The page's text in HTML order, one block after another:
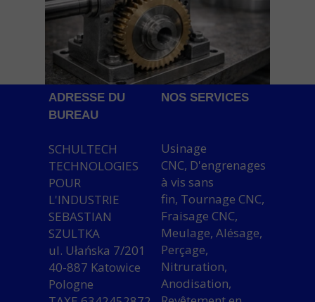
NOS SERVICES
Usinage
CNC, D'engrenages
à vis sans
fin, Tournage CNC,
Fraisage CNC,
Meulage, Alésage,
Perçage,
Nitruration,
Anodisation,
ADRESSE DU
BUREAU
SCHULTECH
TECHNOLOGIES
POUR
L'INDUSTRIE
SEBASTIAN
SZULTKA
ul. Ułańska 7/201
40-887 Katowice
Pologne